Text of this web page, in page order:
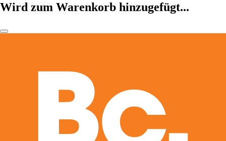
Wird zum Warenkorb hinzugefügt...